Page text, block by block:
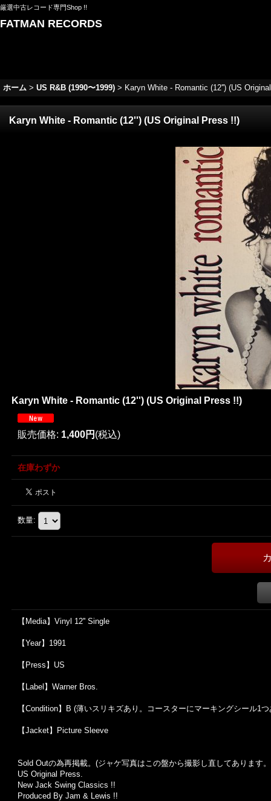
厳選中古レコード専門Shop !!
FATMAN RECORDS
ホーム > US R&B (1990〜1999) > Karyn White - Romantic (12'') (US
Karyn White - Romantic (12'') (US Original Press !!)
Karyn White - Romantic (12'') (US Original Press !!)
販売価格: 1,400円 (税込)
在庫わずか
数量:
【Media】Vinyl 12'' Single
【Year】1991
【Press】US
【Label】Warner Bros.
【Condition】B (薄いスリキズあり。コースターにマーキングシール1
【Jacket】Picture Sleeve
Sold Outの為再掲載。(ジャケ写真はこの盤から撮影し直してあります
US Original Press.
New Jack Swing Classics !!
Produced By Jam & Lewis !!